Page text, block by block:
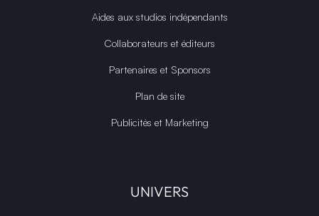
Aides aux studios indépendants
Collaborateurs et éditeurs
Partenaires et Sponsors
Plan de site
Publicités et Marketing
UNIVERS